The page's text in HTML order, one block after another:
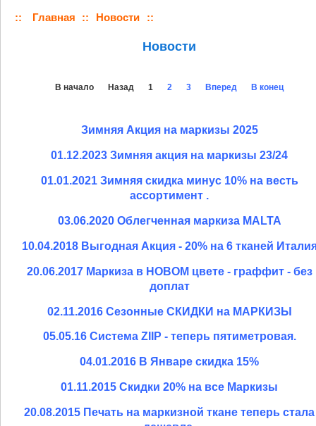
:: Главная :: Новости ::
Новости
В начало Назад 1 2 3 Вперед В конец
Зимняя Акция на маркизы 2025
01.12.2023 Зимняя акция на маркизы 23/24
01.01.2021 Зимняя cкидка минус 10% на весть
ассортимент .
03.06.2020 Облегченная маркиза MALTA
10.04.2018 Выгодная Акция - 20% на 6 тканей
20.06.2017 Маркиза в НОВОМ цвете - граффит - без
доплат
02.11.2016 Сезонные СКИДКИ на МАРКИЗЫ
05.05.16 Система ZIIP - теперь пятиметровая.
04.01.2016 В Январе скидка 15%
01.11.2015 Скидки 20% на все Маркизы
20.08.2015 Печать на маркизной ткане теперь стала